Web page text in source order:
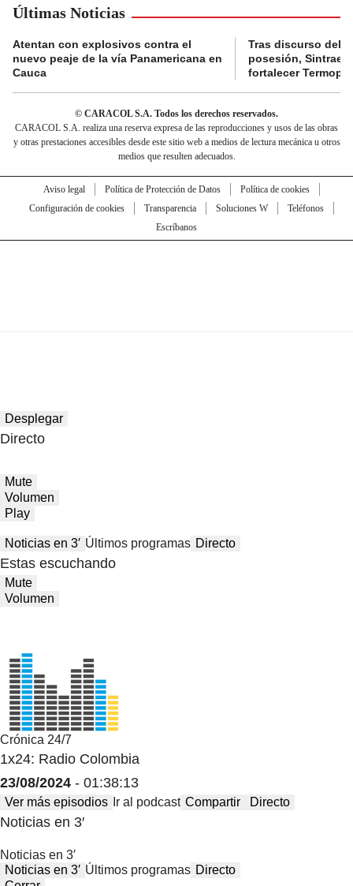
Últimas Noticias
Atentan con explosivos contra el
nuevo peaje de la vía Panamericana en
Cauca
Tras discurso del
posesión,
fortalecer
© CARACOL S.A. Todos los derechos reservados.
CARACOL S.A. realiza una reserva expresa de las reproducciones y usos de las obras
y otras prestaciones accesibles desde este sitio web a medios de lectura mecánica u otros
medios que resulten adecuados.
Aviso legal Política de Protección de Datos
Política de cookies
Configuración de cookies
Transparencia Soluciones W
Teléfonos
Escríbanos
Desplegar
Directo
Mute
Volumen
Play
Noticias en 3′ Últimos programas Directo
Estas escuchando
Mute
Volumen
Crónica 24/7
1x24: Radio Colombia
23/08/2024 - 01:38:13
Ver más episodios Ir al podcast Compartir Directo
Noticias en 3′
Noticias en 3′
Noticias en 3′ Últimos programas Directo